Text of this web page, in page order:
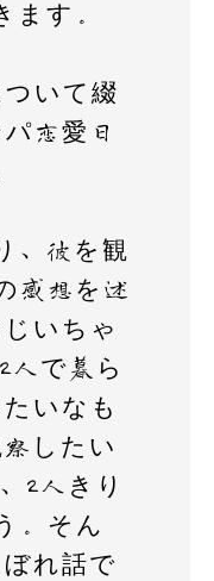
ます。
いて綴
恋愛日
、彼を観
感想を述
いちゃ
人で暮ら
いなも
したい
2人きり
。そん
れ話で